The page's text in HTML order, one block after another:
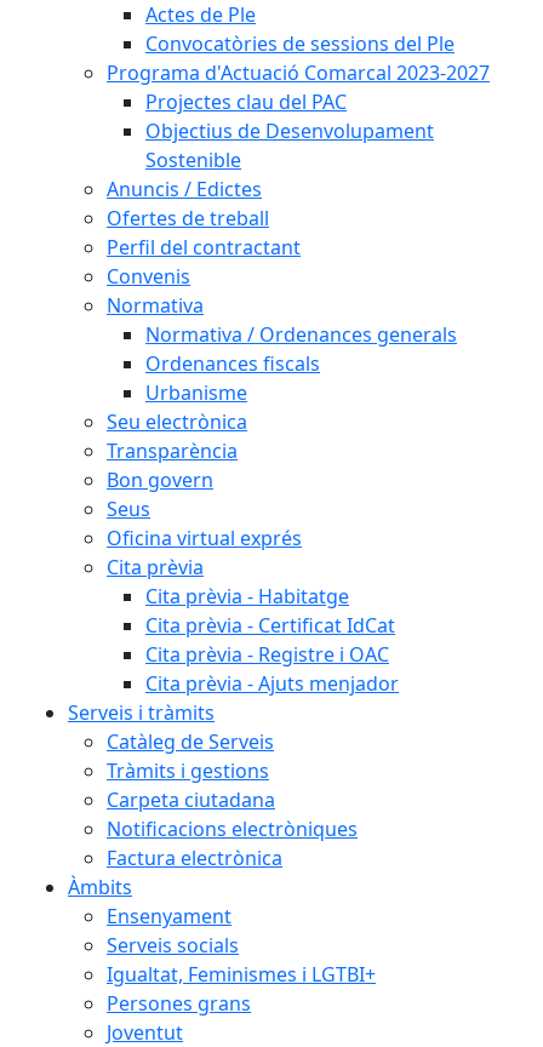
Actes de Ple
Convocatòries de sessions del Ple
Programa d'Actuació Comarcal 2023-2027
Projectes clau del PAC
Objectius de Desenvolupament
Sostenible
Anuncis / Edictes
Ofertes de treball
Perfil del contractant
Convenis
Normativa
Normativa / Ordenances generals
Ordenances fiscals
Urbanisme
Seu electrònica
Transparència
Bon govern
Seus
Oficina virtual exprés
Cita prèvia
Cita prèvia - Habitatge
Cita prèvia - Certificat IdCat
Cita prèvia - Registre i OAC
Cita prèvia - Ajuts menjador
Serveis i tràmits
Catàleg de Serveis
Tràmits i gestions
Carpeta ciutadana
Notificacions electròniques
Factura electrònica
Àmbits
Ensenyament
Serveis socials
Igualtat, Feminismes i LGTBI+
Persones grans
Joventut